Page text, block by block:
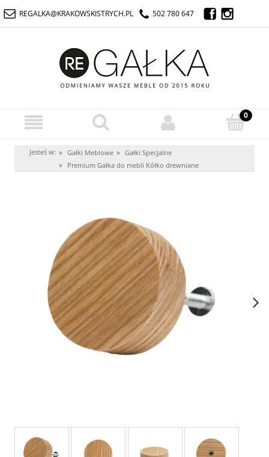
REGALKA@KRAKOWSKISTRYCH.PL 502 780 647
Jesteś w: » Gałki Meblowe » Gałki Specjalne
» Premium Gałka do mebli Kółko drewniane